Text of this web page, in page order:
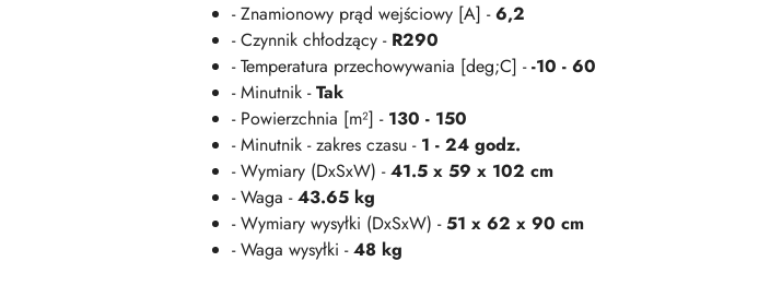
- Znamionowy prąd wejściowy [A] -6,2
- Czynnik chłodzący - R290
- Temperatura przechowywania [deg;C] --10 - 60
- Minutnik -Tak
- Powierzchnia [m²] - 130 - 150
- Minutnik - zakres czasu - 1 - 24 godz.
- Wymiary (DxSxW) -41.5 x 59 x 102 cm
- Waga -43.65 kg
- Wymiary wysyłki (DxSxW) -51 x 62 x 90 cm
- Waga wysyłki -48 kg